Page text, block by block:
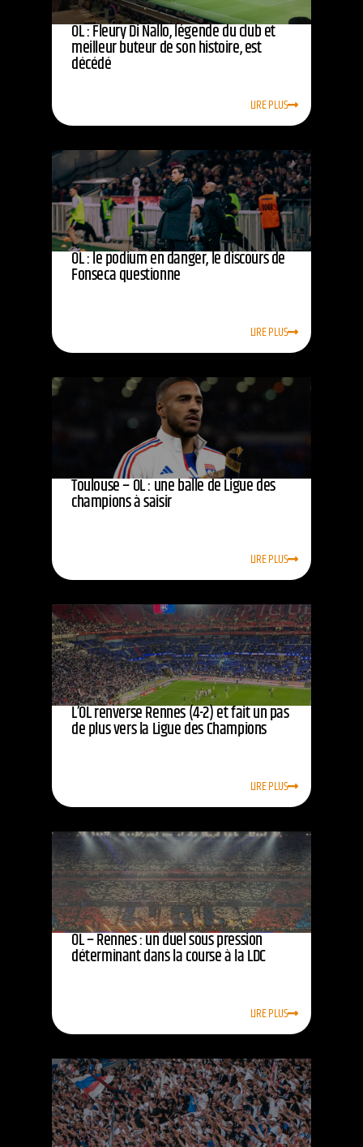
OL : Fleury Di Nallo, légende du club et
meilleur buteur de son histoire, est
décédé
LIRE PLUS
OL : le podium en danger, le discours de
Fonseca questionne
LIRE PLUS
Toulouse – OL : une balle de Ligue des
champions à saisir
LIRE PLUS
L’OL renverse Rennes (4-2) et fait un pas
de plus vers la Ligue des Champions
LIRE PLUS
OL – Rennes : un duel sous pression
déterminant dans la course à la LDC
LIRE PLUS